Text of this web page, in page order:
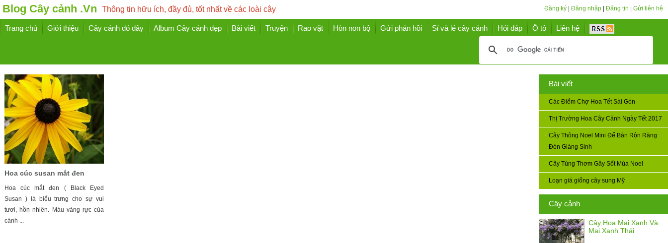
Blog Cây cảnh .Vn Thông tin hữu ích, đầy đủ, tốt nhất về các loài cây Đăng ký Đăng nhập Đăng tin Gửi liên hệ
Trang chủ Giới thiệu Cây cảnh đó đây Album Cây cảnh đẹp Bài viết Truyện Rao vặt Hòn non bộ Gửi phản hồi Sỉ và lẻ cây cảnh Hỏi đáp Ô tô Liên hệ
Bài viết
Các Điểm Chợ Hoa Tết Sài Gòn
Thị Trường Hoa Cây Cảnh Ngày Tết 2017
Cây Thông Noel Mini Để Bàn Rộn Ràng
Đón Giáng Sinh
Cây Tùng Thơm Gây Sốt Mùa Noel
Loạn giá giống cây sung Mỹ
Cây cảnh
Cây Hoa Mai Xanh Và
Mai Xanh Thái
Hoa cúc susan mắt đen
Hoa cúc mắt đen ( Black Eyed
Susan ) là biểu trưng cho sự vui
tươi, hồn nhiên. Màu vàng rực của
cánh ...